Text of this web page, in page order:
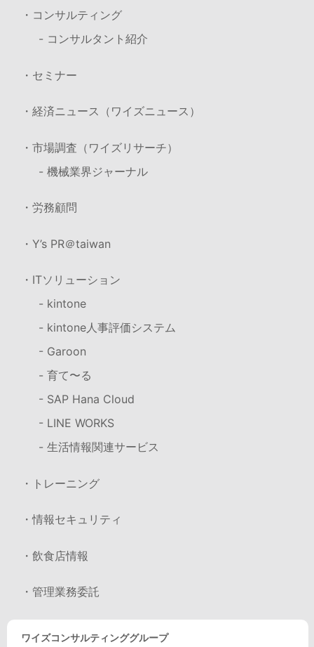
・コンサルティング
- コンサルタント紹介
・セミナー
・経済ニュース（ワイズニュース）
・市場調査（ワイズリサーチ）
- 機械業界ジャーナル
・労務顧問
・Y’s PR＠taiwan
・ITソリューション
- kintone
- kintone人事評価システム
- Garoon
- 育て〜る
- SAP Hana Cloud
- LINE WORKS
- 生活情報関連サービス
・トレーニング
・情報セキュリティ
・飲食店情報
・管理業務委託
ワイズコンサルティンググループ